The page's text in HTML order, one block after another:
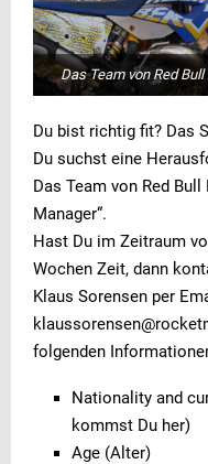
Das Team von Red
Du bist richtig fit? Das
Du suchst eine
Das Team von Red
Manager“.
Hast Du im Zeitraum
Wochen Zeit, dann
Klaus Sorensen per
folgenden
Nationality and
kommst Du her)
Age (Alter)